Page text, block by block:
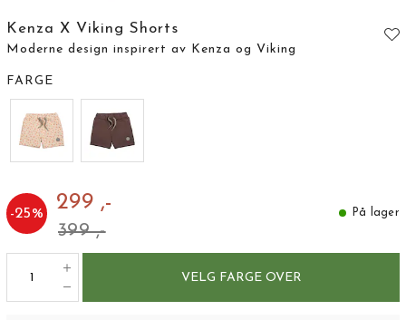
Kenza X Viking Shorts
Moderne design inspirert av Kenza og Viking
FARGE
-25% 299 ,-
399 ,-
På lager
VELG FARGE OVER